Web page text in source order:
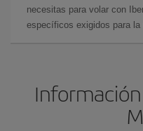
necesitas para volar con
específicos exigidos para la